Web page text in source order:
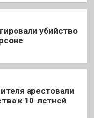
убийство
арестовали
к 10-летней